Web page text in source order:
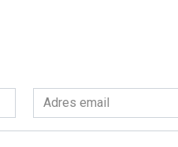
Adres
email
*